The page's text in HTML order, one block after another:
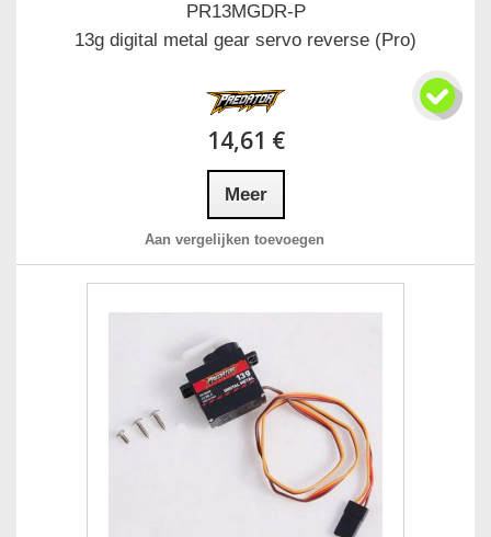
PR13MGDR-P
13g digital metal gear servo reverse (Pro)
14,61 €
Meer
Aan vergelijken toevoegen